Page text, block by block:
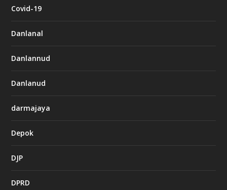
Covid-19
Danlanal
Danlannud
Danlanud
darmajaya
Depok
DJP
DPRD